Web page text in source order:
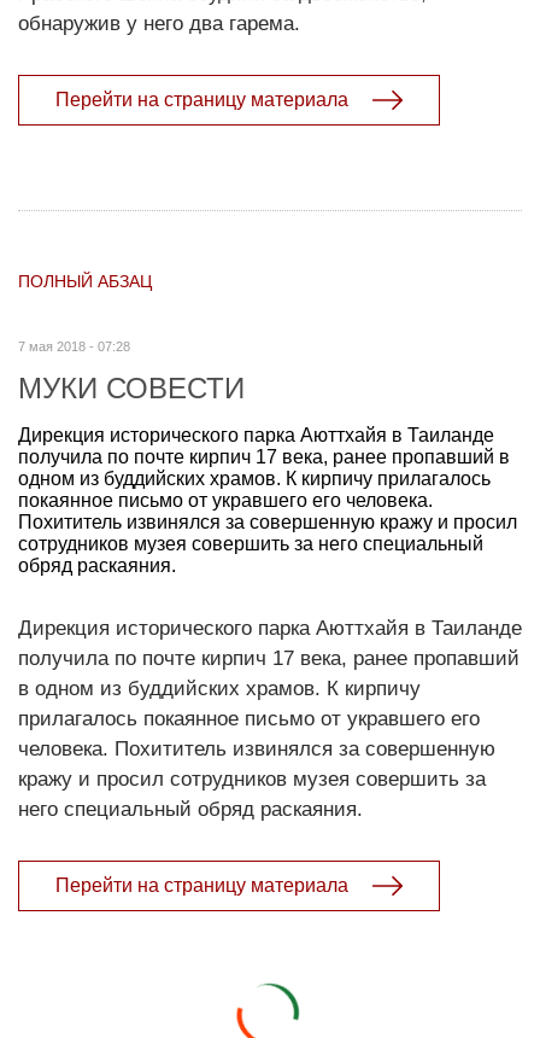
обнаружив у него два гарема.
Перейти на страницу материала
ПОЛНЫЙ АБЗАЦ
7 мая 2018 - 07:28
МУКИ СОВЕСТИ
Дирекция исторического парка Аюттхайя в Таиланде
получила по почте кирпич 17 века, ранее пропавший в
одном из буддийских храмов. К кирпичу прилагалось
покаянное письмо от укравшего его человека.
Похититель извинялся за совершенную кражу и просил
сотрудников музея совершить за него специальный
обряд раскаяния.
Дирекция исторического парка Аюттхайя в Таиланде
получила по почте кирпич 17 века, ранее пропавший
в одном из буддийских храмов. К кирпичу
прилагалось покаянное письмо от укравшего его
человека. Похититель извинялся за совершенную
кражу и просил сотрудников музея совершить за
него специальный обряд раскаяния.
Перейти на страницу материала